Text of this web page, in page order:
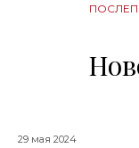
29 мая 2024